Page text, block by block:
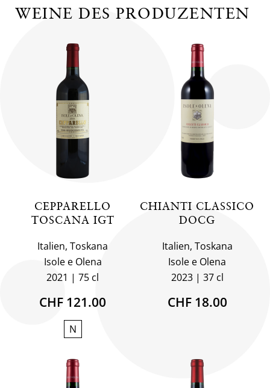
WEINE DES PRODUZENTEN
CEPPARELLO
TOSCANA IGT
Italien, Toskana
Isole e Olena
2021
75 cl
CHF 121.00
N
CHIANTI CLASSICO
DOCG
Italien, Toskana
Isole e Olena
2023
37 cl
CHF 18.00